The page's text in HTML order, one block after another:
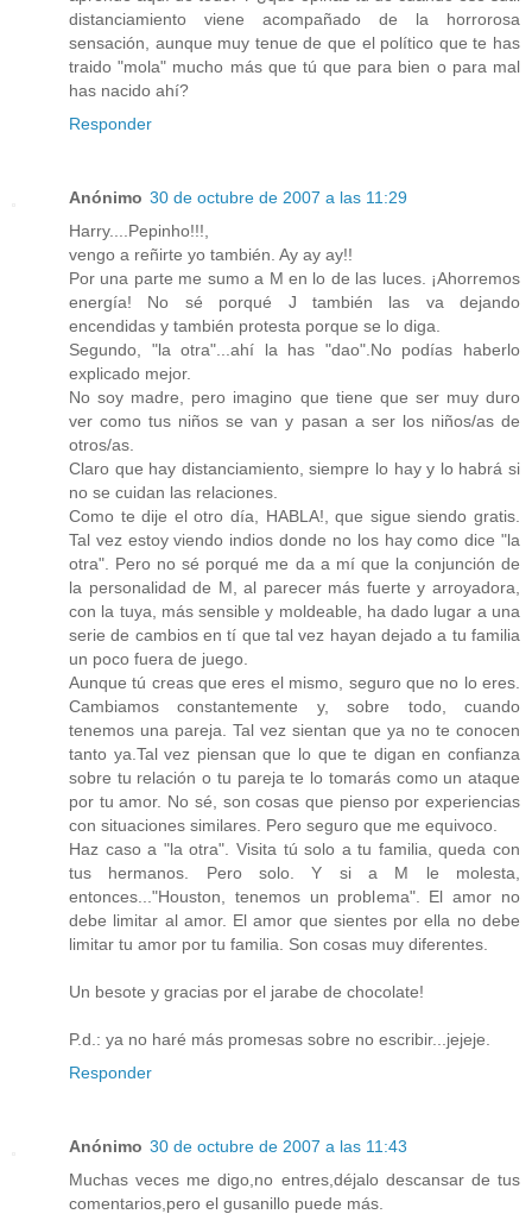
distanciamiento viene acompañado de la horrorosa
sensación, aunque muy tenue de que el político que te has
traido "mola" mucho más que tú que para bien o para mal
has nacido ahí?
Responder
Anónimo 30 de octubre de 2007 a las 11:29
Harry....Pepinho!!!,
vengo a reñirte yo también. Ay ay ay!!
Por una parte me sumo a M en lo de las luces. ¡Ahorremos
energía! No sé porqué J también las va dejando
encendidas y también protesta porque se lo diga.
Segundo, "la otra"...ahí la has "dao".No podías haberlo
explicado mejor.
No soy madre, pero imagino que tiene que ser muy duro
ver como tus niños se van y pasan a ser los niños/as de
otros/as.
Claro que hay distanciamiento, siempre lo hay y lo habrá si
no se cuidan las relaciones.
Como te dije el otro día, HABLA!, que sigue siendo gratis.
Tal vez estoy viendo indios donde no los hay como dice "la
otra". Pero no sé porqué me da a mí que la conjunción de
la personalidad de M, al parecer más fuerte y arroyadora,
con la tuya, más sensible y moldeable, ha dado lugar a una
serie de cambios en tí que tal vez hayan dejado a tu familia
un poco fuera de juego.
Aunque tú creas que eres el mismo, seguro que no lo eres.
Cambiamos constantemente y, sobre todo, cuando
tenemos una pareja. Tal vez sientan que ya no te conocen
tanto ya.Tal vez piensan que lo que te digan en confianza
sobre tu relación o tu pareja te lo tomarás como un ataque
por tu amor. No sé, son cosas que pienso por experiencias
con situaciones similares. Pero seguro que me equivoco.
Haz caso a "la otra". Visita tú solo a tu familia, queda con
tus hermanos. Pero solo. Y si a M le molesta,
entonces..."Houston, tenemos un problema". El amor no
debe limitar al amor. El amor que sientes por ella no debe
limitar tu amor por tu familia. Son cosas muy diferentes.
Un besote y gracias por el jarabe de chocolate!
P.d.: ya no haré más promesas sobre no escribir...jejeje.
Responder
Anónimo 30 de octubre de 2007 a las 11:43
Muchas veces me digo,no entres,déjalo descansar de tus
comentarios,pero el gusanillo puede más.